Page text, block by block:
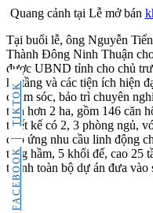
FACEBOOK
TIKTOK
Quang cảnh tại Lễ mở bán
Tại buổi lễ, ông Nguyễn
Thành Đông Ninh Thuận
được UBND tỉnh cho chủ
hạ tầng và các tiện ích hiện
chăm sóc, bảo trì chuyên
tích hơn 2 ha, gồm 146 căn
thiết kế có 2, 3 phòng ngủ,
đáp ứng nhu cầu linh động
tầng hầm, 5 khối đế, cao 25
thành toàn bộ dự án đưa